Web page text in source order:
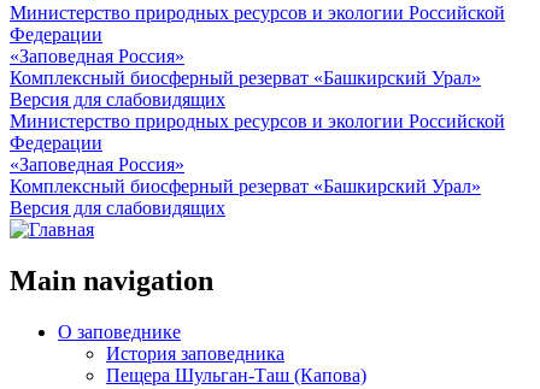
Министерство природных ресурсов и экологии Российской
Федерации
«Заповедная Россия»
Комплексный биосферный резерват «Башкирский Урал»
Версия для слабовидящих
Министерство природных ресурсов и экологии Российской
Федерации
«Заповедная Россия»
Комплексный биосферный резерват «Башкирский Урал»
Версия для слабовидящих
Main navigation
О заповеднике
История заповедника
Пещера Шульган-Таш (Капова)